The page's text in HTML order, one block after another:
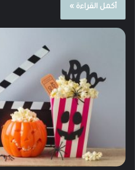
أكمل القراءة »